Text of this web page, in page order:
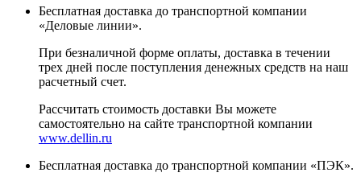
Бесплатная доставка до транспортной компании
«Деловые линии».
При безналичной форме оплаты, доставка в течении
трех дней после поступления денежных средств на наш
расчетный счет.
Рассчитать стоимость доставки Вы можете
самостоятельно на сайте транспортной компании
www.dellin.ru
Бесплатная доставка до транспортной компании «ПЭК».